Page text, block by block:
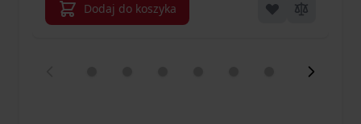
Dodaj do koszyka